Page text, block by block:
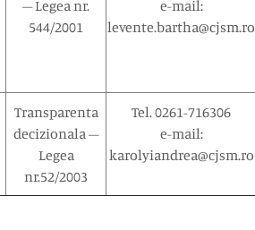
– Legea nr.
544/2001
e-mail:
levente.bartha@cjsm.ro
Transparenta
decizionala –
Legea
nr.52/2003
Tel. 0261-716306
e-mail:
karolyiandrea@cjsm.ro